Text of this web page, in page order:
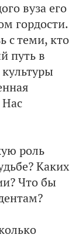
вуза его
гордости.
с теми, кто
путь в
Нас
роль
Каких
Что бы